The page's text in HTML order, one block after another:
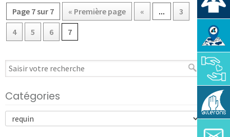
Page 7 sur 7 « Première page « ...
3
4
5 6 7
Catégories